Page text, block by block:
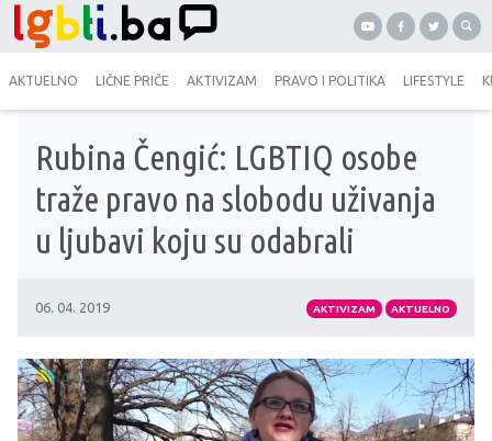
AKTUELNO LIČNE PRIČE AKTIVIZAM PRAVO I POLITIKA LIFESTYLE
Rubina Čengić: LGBTIQ osobe
traže pravo na slobodu uživanja
u ljubavi koju su odabrali
06. 04. 2019 AKTIVIZAM AKTUELNO